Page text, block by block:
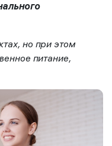
но при этом
питание,